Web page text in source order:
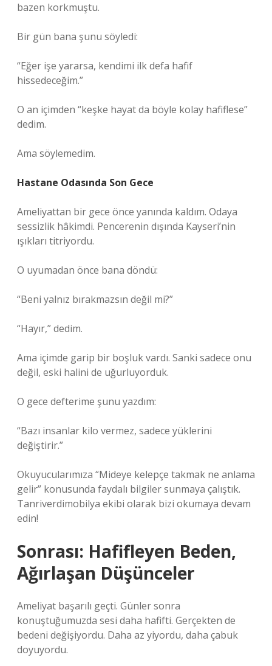
bazen korkmuştu.
Bir gün bana şunu söyledi:
“Eğer işe yararsa, kendimi ilk defa hafif
hissedeceğim.”
O an içimden “keşke hayat da böyle kolay hafiflese”
dedim.
Ama söylemedim.
Hastane Odasında Son Gece
Ameliyattan bir gece önce yanında kaldım. Odaya
sessizlik hâkimdi. Pencerenin dışında Kayseri’nin
ışıkları titriyordu.
O uyumadan önce bana döndü:
“Beni yalnız bırakmazsın değil mi?”
“Hayır,” dedim.
Ama içimde garip bir boşluk vardı. Sanki sadece onu
değil, eski halini de uğurluyorduk.
O gece defterime şunu yazdım:
“Bazı insanlar kilo vermez, sadece yüklerini
değiştirir.”
Okuyucularımıza “Mideye kelepçe takmak ne anlama
gelir” konusunda faydalı bilgiler sunmaya çalıştık.
Tanriverdimobilya ekibi olarak bizi okumaya devam
edin!
Sonrası: Hafifleyen Beden,
Ağırlaşan Düşünceler
Ameliyat başarılı geçti. Günler sonra
konuştuğumuzda sesi daha hafifti. Gerçekten de
bedeni değişiyordu. Daha az yiyordu, daha çabuk
doyuyordu.